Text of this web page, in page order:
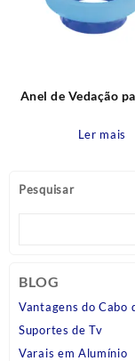
Pesquisar
BLOG
Vantagens do Cabo
Suportes de Tv
Varais em Alumínio
Anel de Vedação
Ler mais